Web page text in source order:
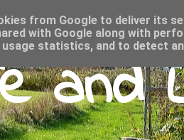
and
from Google to deliver its
with Google along with
statistics, and to detect